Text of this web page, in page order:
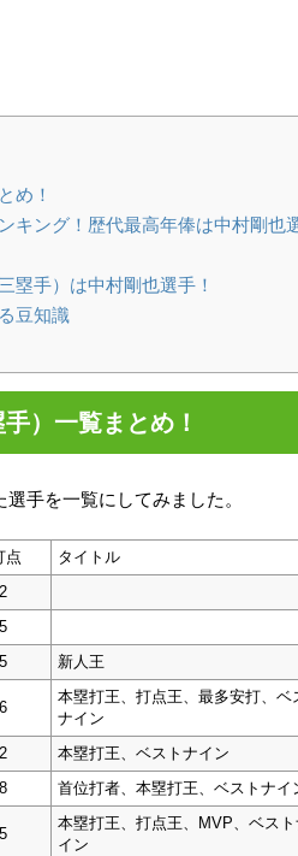
め！
キング！歴代最高年俸は中村剛也
塁手）は中村剛也選手！
豆知識
）一覧まとめ！
手を一覧にしてみました。
点
タイトル
新人王
本塁打王、打点王、最多安打、ベ
ナイン
本塁打王、ベストナイン
首位打者、本塁打王、ベストナイ
本塁打王、打点王、MVP、ベスト
イン